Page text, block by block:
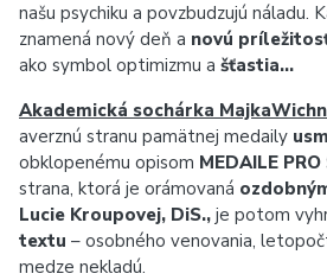
našu psychiku a povzbudzujú náladu.
znamená nový deň a novú
ako symbol optimizmu a šťastia…
Akademická sochárka
averznú stranu pamätnej medaily
obklopenému opisom MEDAILE
strana, ktorá je orámovaná
Lucie Kroupovej, DiS., je potom
textu – osobného venovania,
medze nekladú.